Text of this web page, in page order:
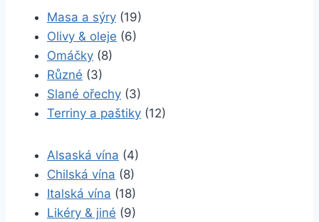
Masa a sýry (19)
Olivy & oleje (6)
Omáčky (8)
Různé (3)
Slané ořechy (3)
Terriny a paštiky (12)
Alsaská vína (4)
Chilská vína (8)
Italská vína (18)
Likéry & jiné (9)